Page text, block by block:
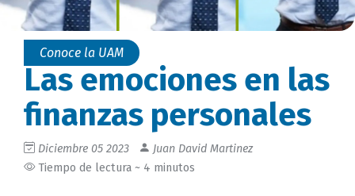
Conoce la UAM
Las emociones en las
finanzas personales
Diciembre 05 2023
Juan David Martinez
Tiempo de lectura ~ 4 minutos